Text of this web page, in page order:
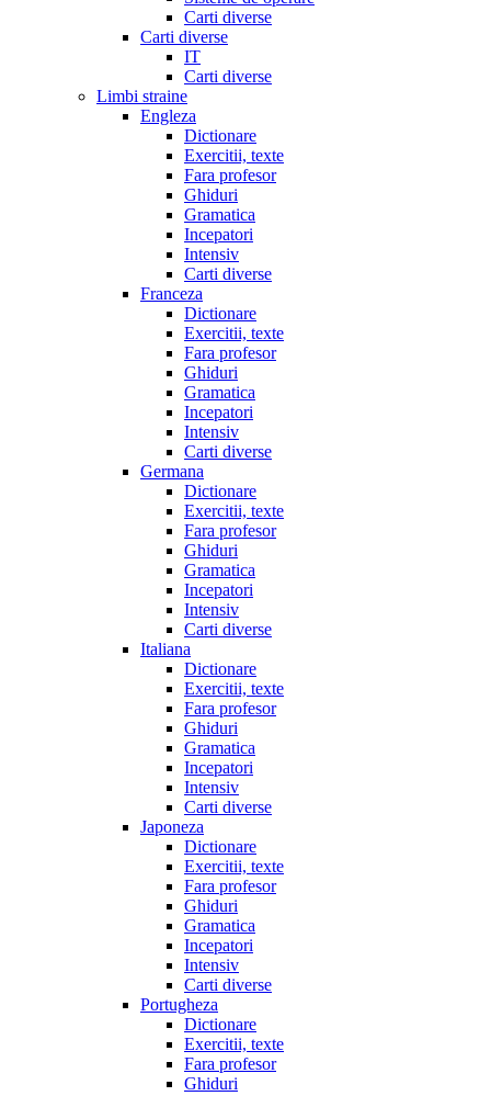
Carti diverse
Carti diverse
IT
Carti diverse
Limbi straine
Engleza
Dictionare
Exercitii, texte
Fara profesor
Ghiduri
Gramatica
Incepatori
Intensiv
Carti diverse
Franceza
Dictionare
Exercitii, texte
Fara profesor
Ghiduri
Gramatica
Incepatori
Intensiv
Carti diverse
Germana
Dictionare
Exercitii, texte
Fara profesor
Ghiduri
Gramatica
Incepatori
Intensiv
Carti diverse
Italiana
Dictionare
Exercitii, texte
Fara profesor
Ghiduri
Gramatica
Incepatori
Intensiv
Carti diverse
Japoneza
Dictionare
Exercitii, texte
Fara profesor
Ghiduri
Gramatica
Incepatori
Intensiv
Carti diverse
Portugheza
Dictionare
Exercitii, texte
Fara profesor
Ghiduri